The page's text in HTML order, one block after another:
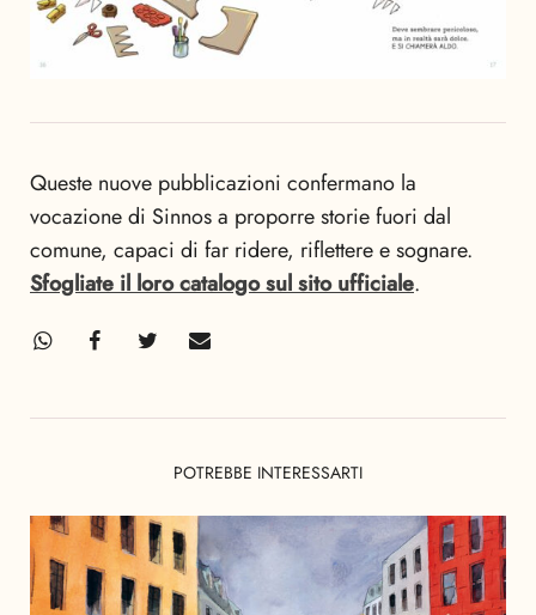
Queste nuove pubblicazioni confermano la
vocazione di Sinnos a proporre storie fuori dal
comune, capaci di far ridere, riflettere e sognare.
Sfogliate il loro catalogo sul sito ufficiale.
POTREBBE INTERESSARTI